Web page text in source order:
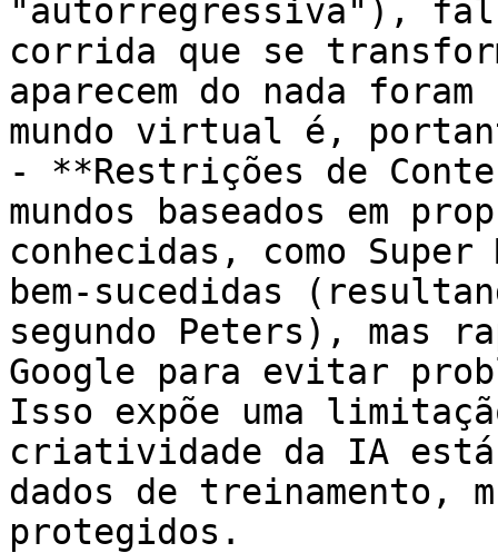
"autorregressiva"),
corrida que se
aparecem do nada
mundo virtual é,
- **Restrições de
mundos baseados em
conhecidas, como
bem-sucedidas
segundo Peters), mas
Google para evitar
Isso expõe uma
criatividade da IA
dados de treinamento,
protegidos.